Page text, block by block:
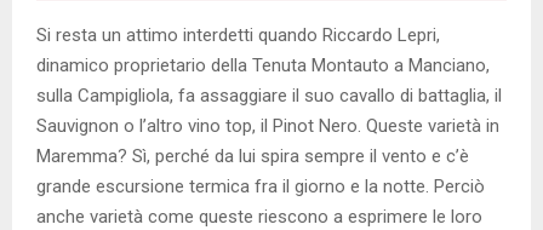
Si resta un attimo interdetti quando Riccardo Lepri,
dinamico proprietario della Tenuta Montauto a Manciano,
sulla Campigliola, fa assaggiare il suo cavallo di battaglia, il
Sauvignon o l’altro vino top, il Pinot Nero. Queste varietà in
Maremma? Sì, perché da lui spira sempre il vento e c’è
grande escursione termica fra il giorno e la notte. Perciò
anche varietà come queste riescono a esprimere le loro